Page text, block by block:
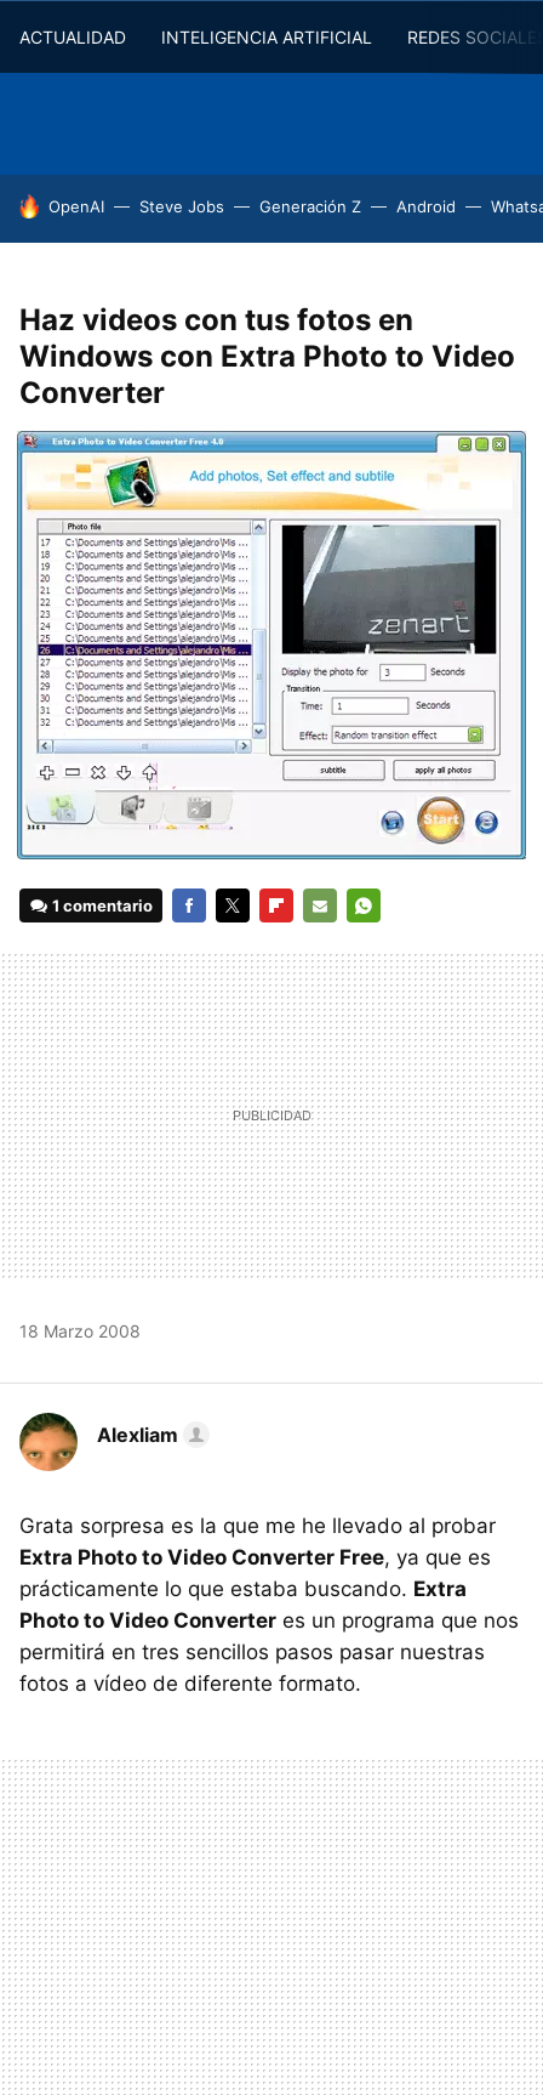
ACTUALIDAD INTELIGENCIA ARTIFICIAL REDES
HOY SE HABLA DE
OpenAI Steve Jobs Generación Z Android
Haz videos con tus fotos en
Windows con Extra Photo to Video
Converter
1 comentario
MAIL
18 Marzo 2008
Alexliam
Grata sorpresa es la que me he llevado al probar
Extra Photo to Video Converter Free, ya que es
prácticamente lo que estaba buscando. Extra
Photo to Video Converter es un programa que nos
permitirá en tres sencillos pasos pasar nuestras
fotos a vídeo de diferente formato.